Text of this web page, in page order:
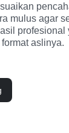
mulus agar
profesional
aslinya.